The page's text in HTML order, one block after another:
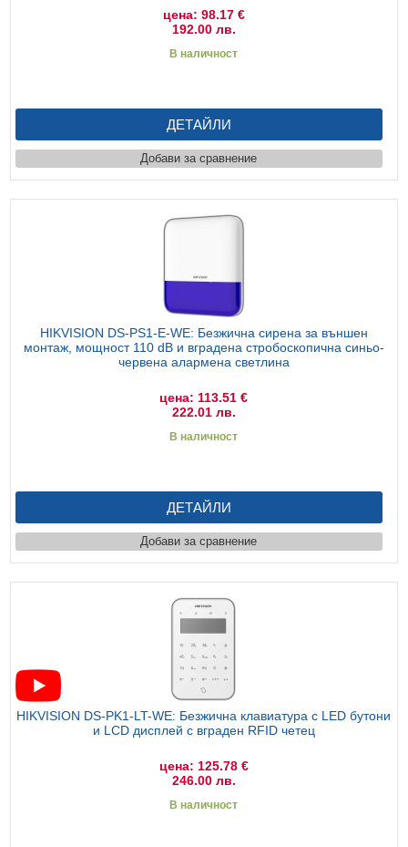
цена: 98.17 €
192.00 лв.
В наличност
ДЕТАЙЛИ
Добави за сравнение
HIKVISION DS-PS1-Е-WE: Безжична сирена за външен
монтаж, мощност 110 dB и вградена стробоскопична синьо-
червена алармена светлина
цена: 113.51 €
222.01 лв.
В наличност
ДЕТАЙЛИ
Добави за сравнение
HIKVISION DS-PK1-LT-WE: Безжична клавиатура с LED бутони
и LCD дисплей с вграден RFID четец
цена: 125.78 €
246.00 лв.
В наличност